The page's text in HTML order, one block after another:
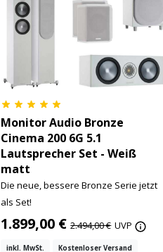
Monitor Audio Bronze
Cinema 200 6G 5.1
Lautsprecher Set - Weiß
matt
Die neue, bessere Bronze Serie jetzt
als Set!
1.899,00 €2.494,00 € UVP
inkl. MwSt. Kostenloser Versand